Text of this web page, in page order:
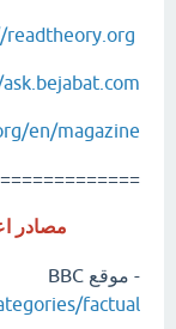
en/magazine
=============
مصادر
- موقع BBC
factual